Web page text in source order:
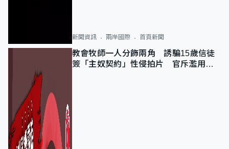
新聞資訊 兩岸國際 首頁新聞
教會牧師一人分飾兩角 誘騙15歲信徒
簽「主奴契約」性侵拍片 官斥濫用教